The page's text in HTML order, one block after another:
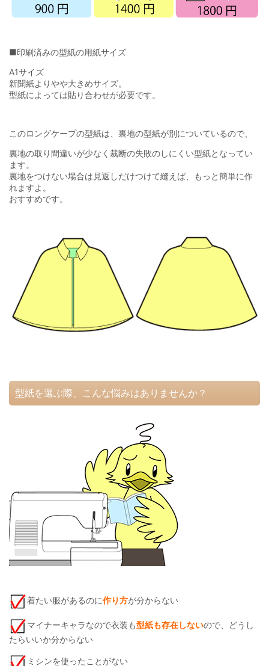
■印刷済みの型紙の用紙サイズ
A1サイズ
新聞紙よりやや大きめサイズ。
型紙によっては貼り合わせが必要です。
このロングケープの型紙は、裏地の型紙が別についているので、
裏地の取り間違いが少なく裁断の失敗のしにくい型紙となってい
ます。
裏地をつけない場合は見返しだけつけて縫えば、もっと簡単に作
れますよ。
おすすめです。
型紙を選ぶ際、こんな悩みはありませんか？
着たい服があるのに作り方が分からない
マイナーキャラなので衣装も型紙も存在しないので、どうし
たらいいか分からない
ミシンを使ったことがない